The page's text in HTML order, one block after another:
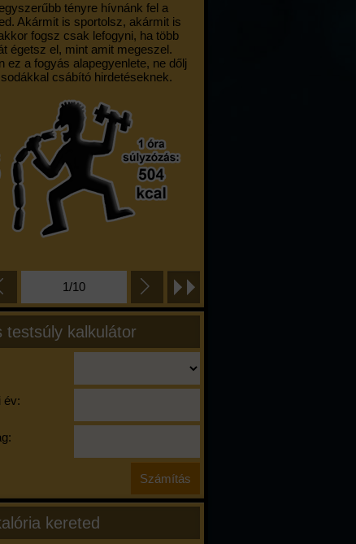
tényre hívnánk fel a
Akármit is sportolsz, akármit is
fogsz csak lefogyni, ha több
égetsz el, mint amit megeszel.
ez a fogyás alapegyenlete, ne dőlj
csábító hirdetéseknek.
1/10
testsúly kalkulátor
év:
kereted